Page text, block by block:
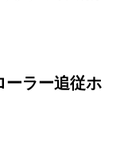
ーラー追従ホ